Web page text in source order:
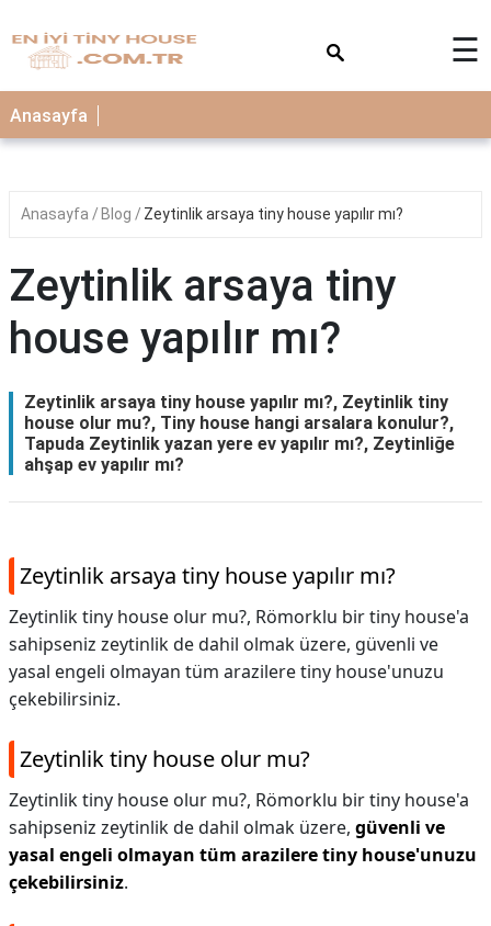
☰
Anasayfa
Anasayfa Blog Zeytinlik arsaya tiny house yapılır mı?
Zeytinlik arsaya tiny
house yapılır mı?
Zeytinlik arsaya tiny house yapılır mı?, Zeytinlik tiny
house olur mu?, Tiny house hangi arsalara konulur?,
Tapuda Zeytinlik yazan yere ev yapılır mı?, Zeytinliğe
ahşap ev yapılır mı?
Zeytinlik arsaya tiny house yapılır mı?
Zeytinlik tiny house olur mu?, Römorklu bir tiny house'a
sahipseniz zeytinlik de dahil olmak üzere, güvenli ve
yasal engeli olmayan tüm arazilere tiny house'unuzu
çekebilirsiniz.
Zeytinlik tiny house olur mu?
Zeytinlik tiny house olur mu?, Römorklu bir tiny house'a
sahipseniz zeytinlik de dahil olmak üzere, güvenli ve
yasal engeli olmayan tüm arazilere tiny house'unuzu
çekebilirsiniz.